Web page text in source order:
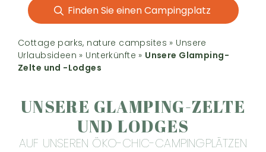
Finden Sie einen Campingplatz
Cottage parks, nature campsites » Unsere
Urlaubsideen » Unterkünfte » Unsere Glamping-
Zelte und -Lodges
UNSERE GLAMPING-ZELTE
UND LODGES
AUF UNSEREN ÖKO-CHIC-CAMPINGPLÄTZEN